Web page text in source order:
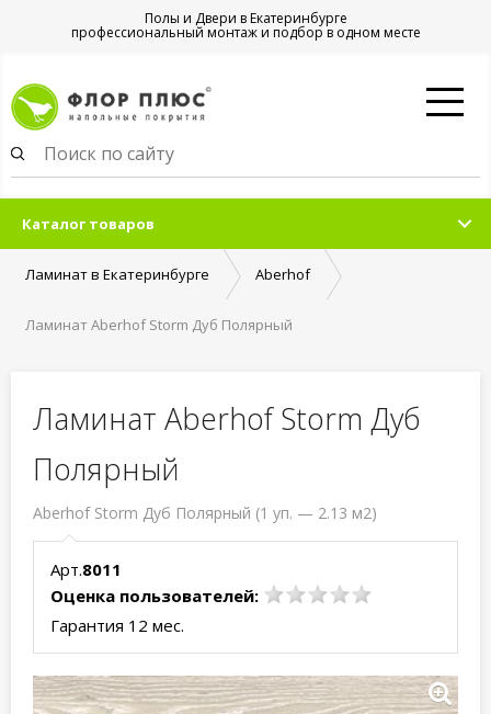
Полы и Двери в Екатеринбурге
профессиональный монтаж и подбор в одном месте
Каталог товаров
Ламинат в Екатеринбурге Aberhof
Ламинат Aberhof Storm Дуб Полярный
Ламинат Aberhof Storm Дуб
Полярный
Aberhof Storm Дуб Полярный (1 уп. — 2.13 м2)
Арт.8011
Оценка пользователей:
Гарантия 12 мес.